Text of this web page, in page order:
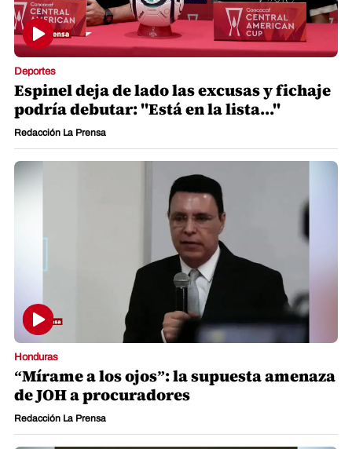
Deportes
Espinel deja de lado las excusas y fichaje
podría debutar: "Está en la lista..."
Redacción La Prensa
Honduras
“Mírame a los ojos”: la supuesta amenaza
de JOH a procuradores
Redacción La Prensa